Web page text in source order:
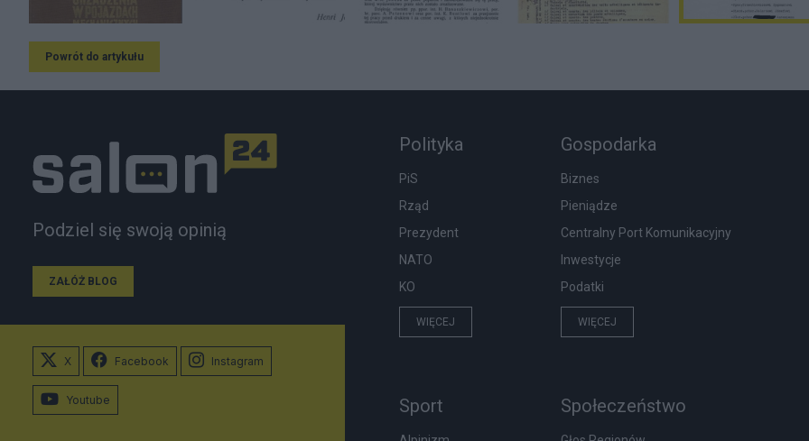
Powrót do artykułu
Podziel się swoją opinią
ZAŁÓŻ BLOG
Polityka
PiS
Rząd
Prezydent
NATO
KO
WIĘCEJ
Gospodarka
Biznes
Pieniądze
Centralny Port Komunikacyjny
Inwestycje
Podatki
WIĘCEJ
Sport Społeczeństwo
X Facebook Instagram
Youtube